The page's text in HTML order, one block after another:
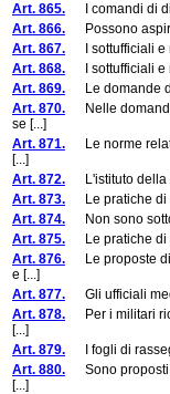
Art. 865. I comandi di
Art. 866. Possono
Art. 867. I sottufficiali e
Art. 868. I sottufficiali e
Art. 869. Le domande di
Art. 870. Nelle domande
se [...]
Art. 871. Le norme
[...]
Art. 872. L'istituto della
Art. 873. Le pratiche di
Art. 874. Non sono
Art. 875. Le pratiche di
Art. 876. Le proposte di
e [...]
Art. 877. Gli ufficiali
Art. 878. Per i militari
[...]
Art. 879. I fogli di
Art. 880. Sono proposti
[...]